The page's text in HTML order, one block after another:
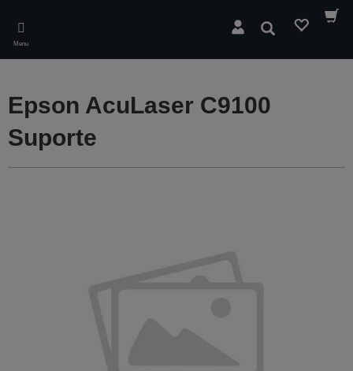
main
content
Menu
Pesquisar
Epson AcuLaser C9100
Suporte